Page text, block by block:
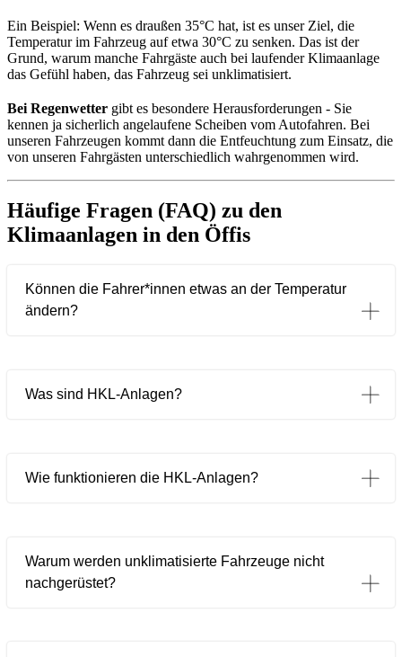
Ein Beispiel: Wenn es draußen 35°C hat, ist es unser Ziel, die
Temperatur im Fahrzeug auf etwa 30°C zu senken. Das ist der
Grund, warum manche Fahrgäste auch bei laufender Klimaanlage
das Gefühl haben, das Fahrzeug sei unklimatisiert.
Bei Regenwetter gibt es besondere Herausforderungen - Sie
kennen ja sicherlich angelaufene Scheiben vom Autofahren. Bei
unseren Fahrzeugen kommt dann die Entfeuchtung zum Einsatz, die
von unseren Fahrgästen unterschiedlich wahrgenommen wird.
Häufige Fragen (FAQ) zu den
Klimaanlagen in den Öffis
Können die Fahrer*innen etwas an der Temperatur
ändern?
Was sind HKL-Anlagen?
Wie funktionieren die HKL-Anlagen?
Warum werden unklimatisierte Fahrzeuge nicht
nachgerüstet?